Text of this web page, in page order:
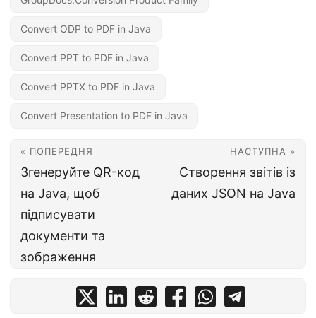
Convert ODP to PDF in Java
Convert PPT to PDF in Java
Convert PPTX to PDF in Java
Convert Presentation to PDF in Java
« ПОПЕРЕДНЯ
Згенеруйте QR-код
на Java, щоб
підписувати
документи та
зображення
НАСТУПНА »
Створення звітів із
даних JSON на Java